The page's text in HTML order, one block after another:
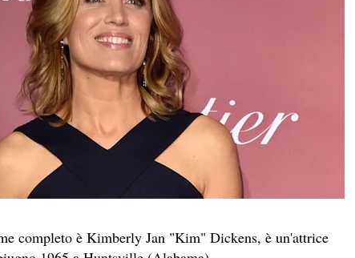
completo è Kimberly Jan "Kim" Dickens, è un'attrice